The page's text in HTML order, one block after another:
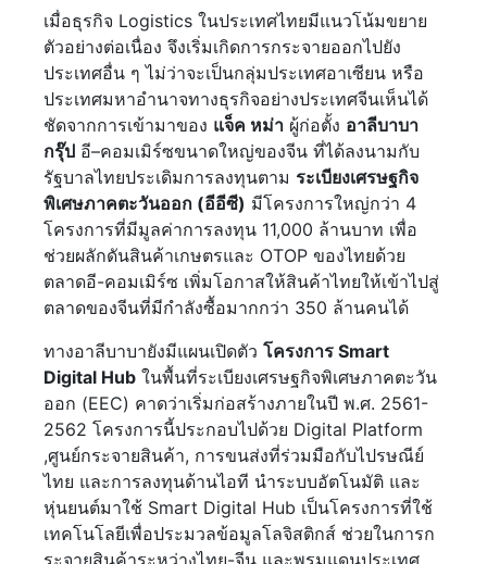
เมื่อธุรกิจ Logistics ในประเทศไทยมีแนวโน้มขยาย
ตัวอย่างต่อเนื่อง จึงเริ่มเกิดการกระจายออกไปยัง
ประเทศอื่น ๆ ไม่ว่าจะเป็นกลุ่มประเทศอาเซียน หรือ
ประเทศมหาอำนาจทางธุรกิจอย่างประเทศจีนเห็นได้
ชัดจากการเข้ามาของ แจ็ค หม่า ผู้ก่อตั้ง อาลีบาบา
กรุ๊ป อี–คอมเมิร์ซขนาดใหญ่ของจีน ที่ได้ลงนามกับ
รัฐบาลไทยประเดิมการลงทุนตาม ระเบียงเศรษฐกิจ
พิเศษภาคตะวันออก (อีอีซี) มีโครงการใหญ่กว่า 4
โครงการที่มีมูลค่าการลงทุน 11,000 ล้านบาท เพื่อ
ช่วยผลักดันสินค้าเกษตรและ OTOP ของไทยด้วย
ตลาดอี-คอมเมิร์ซ เพิ่มโอกาสให้สินค้าไทยให้เข้าไปสู่
ตลาดของจีนที่มีกำลังซื้อมากกว่า 350 ล้านคนได้
ทางอาลีบาบายังมีแผนเปิดตัว โครงการ Smart
Digital Hub ในพื้นที่ระเบียงเศรษฐกิจพิเศษภาคตะวัน
ออก (EEC) คาดว่าเริ่มก่อสร้างภายในปี พ.ศ. 2561-
2562 โครงการนี้ประกอบไปด้วย Digital Platform
,ศูนย์กระจายสินค้า, การขนส่งที่ร่วมมือกับไปรษณีย์
ไทย และการลงทุนด้านไอที นำระบบอัตโนมัติ และ
หุ่นยนต์มาใช้ Smart Digital Hub เป็นโครงการที่ใช้
เทคโนโลยีเพื่อประมวลข้อมูลโลจิสติกส์ ช่วยในการก
ระจายสินค้าระหว่างไทย-จีน และพรมแดนประเทศ